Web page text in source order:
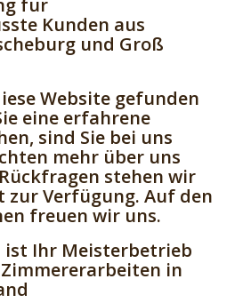
für
Kunden aus
und Groß
Website gefunden
eine erfahrene
sind Sie bei uns
mehr über uns
stehen wir
zur Verfügung. Auf den
freuen wir uns.
ist Ihr Meisterbetrieb
in